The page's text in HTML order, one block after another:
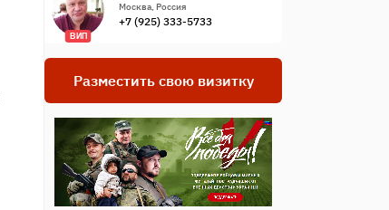
ВИП
Москва, Россия
+7 (925) 333-5733
Разместить свою визитку